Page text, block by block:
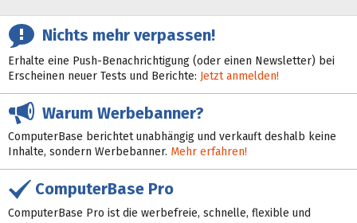
Nichts mehr verpassen!
Erhalte eine Push-Benachrichtigung (oder einen Newsletter) bei
Erscheinen neuer Tests und Berichte: Jetzt anmelden!
Warum Werbebanner?
ComputerBase berichtet unabhängig und verkauft deshalb keine
Inhalte, sondern Werbebanner. Mehr erfahren!
ComputerBase Pro
ComputerBase Pro ist die werbefreie, schnelle, flexible und